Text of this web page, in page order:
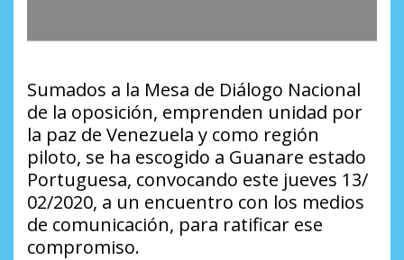
Sumados a la Mesa de Diálogo Nacional
de la oposición, emprenden unidad por
la paz de Venezuela y como región
piloto, se ha escogido a Guanare estado
Portuguesa, convocando este jueves 13/
02/2020, a un encuentro con los medios
de comunicación, para ratificar ese
compromiso.